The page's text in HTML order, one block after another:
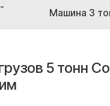
Машина 3
5 тонн